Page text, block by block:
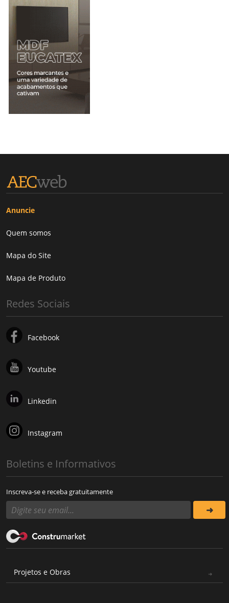
Anuncie
Quem somos
Mapa do Site
Mapa de Produto
Redes Sociais
Facebook
Youtube
Linkedin
Instagram
Boletins e Informativos
Inscreva-se e receba gratuitamente
Projetos e Obras